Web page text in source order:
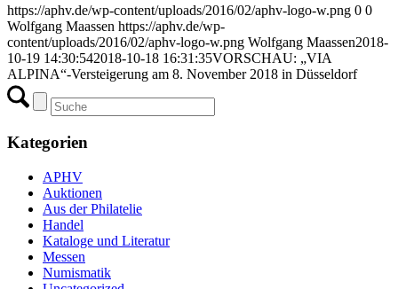
https://aphv.de/wp-content/uploads/2016/02/aphv-logo-w.png 0 0
Wolfgang Maassen https://aphv.de/wp-
content/uploads/2016/02/aphv-logo-w.png Wolfgang Maassen2018-
10-19 14:30:542018-10-18 16:31:35VORSCHAU: „VIA
ALPINA“-Versteigerung am 8. November 2018 in Düsseldorf
Kategorien
APHV
Auktionen
Aus der Philatelie
Handel
Kataloge und Literatur
Messen
Numismatik